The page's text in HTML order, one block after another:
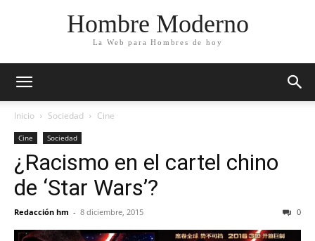
Hombre Moderno
La Web para Hombres de hoy
Inicio Sociedad Cine
Cine Sociedad
¿Racismo en el cartel chino
de ‘Star Wars’?
Redacción hm - 8 diciembre, 2015 0